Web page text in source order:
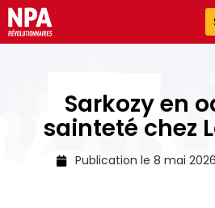
Sarkozy en
sainteté chez
Publication le 8 mai 2026